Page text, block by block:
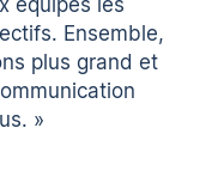
équipes les
Ensemble,
plus grand et
»